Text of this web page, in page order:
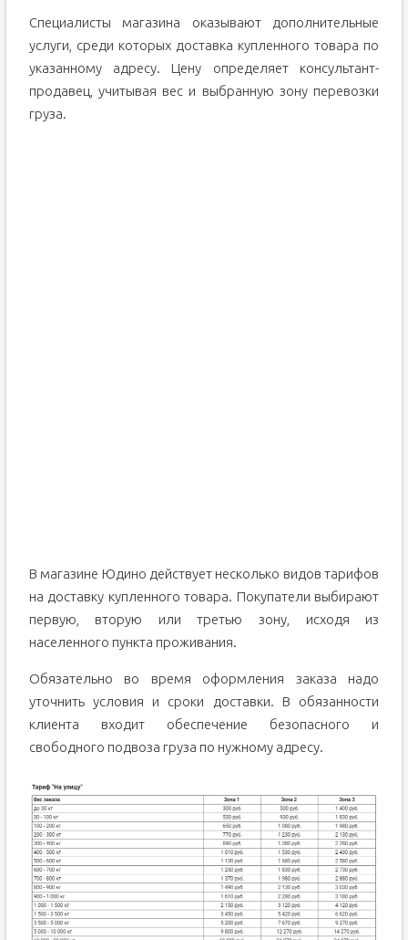
Специалисты магазина оказывают дополнительные
услуги, среди которых доставка купленного товара по
указанному адресу. Цену определяет консультант-
продавец, учитывая вес и выбранную зону перевозки
груза.
В магазине Юдино действует несколько видов тарифов
на доставку купленного товара. Покупатели выбирают
первую, вторую или третью зону, исходя из
населенного пункта проживания.
Обязательно во время оформления заказа надо
уточнить условия и сроки доставки. В обязанности
клиента входит обеспечение безопасного и
свободного подвоза груза по нужному адресу.